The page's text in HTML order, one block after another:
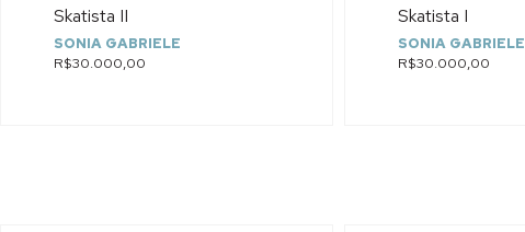
Skatista II
SONIA GABRIELE
R$30.000,00
Skatista I
SONIA GABRIELE
R$30.000,00